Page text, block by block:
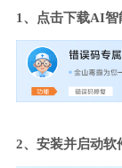
1、点击下载AI智
2、安装并启动软